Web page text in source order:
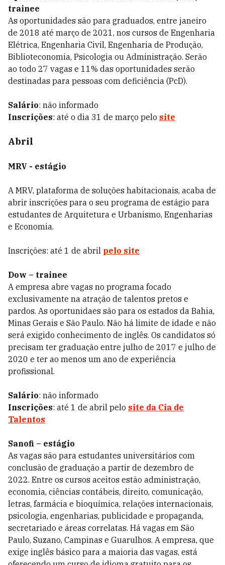
trainee
As oportunidades são para graduados, entre janeiro
de 2018 até março de 2021, nos cursos de Engenharia
Elétrica, Engenharia Civil, Engenharia de Produção,
Biblioteconomia, Psicologia ou Administração. Serão
ao todo 27 vagas e 11% das oportunidades serão
destinadas para pessoas com deficiência (PcD).
Salário: não informado
Inscrições: até o dia 31 de março pelo site
Abril
MRV - estágio
A MRV, plataforma de soluções habitacionais, acaba de
abrir inscrições para o seu programa de estágio para
estudantes de Arquitetura e Urbanismo, Engenharias
e Economia.
Inscrições: até 1 de abril pelo site
Dow – trainee
A empresa abre vagas no programa focado
exclusivamente na atração de talentos pretos e
pardos. As oportunidaes são para os estados da Bahia,
Minas Gerais e São Paulo. Não há limite de idade e não
será exigido conhecimento de inglês. Os candidatos só
precisam ter graduação entre julho de 2017 e julho de
2020 e ter ao menos um ano de experiência
profissional.
Salário: não informado
Inscrições: até 1 de abril pelo site da Cia de
Talentos
Sanofi – estágio
As vagas são para estudantes universitários com
conclusão de graduação a partir de dezembro de
2022. Entre os cursos aceitos estão administração,
economia, ciências contábeis, direito, comunicação,
letras, farmácia e bioquímica, relações internacionais,
psicologia, engenharias, publicidade e propaganda,
secretariado e áreas correlatas. Há vagas em São
Paulo, Suzano, Campinas e Guarulhos. A empresa, que
exige inglês básico para a maioria das vagas, está